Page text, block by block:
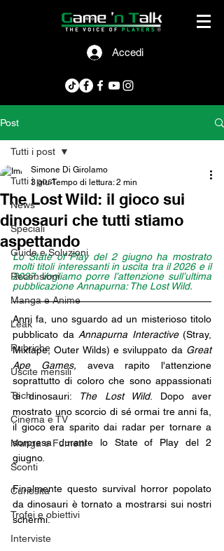
Accedi
Post
Tutti i post
News
Speciali
Guide e Soluzioni
Recensioni
Manga e Anime
Leak
Rubriche
Uscite mensili
Tech
Cinema e TV
Manga e Fumetti
Sconti
Curiosità
Trofei e obiettivi
Interviste
Tutti i post
The Lost Wild: il gioco sui
dinosauri che tutti stiamo
aspettando
Simone Di Girolamo
3 giu Tempo di lettura: 2 min
Lo State of Play del 2 giugno ha mostrato
molti titoli interessanti in uscita tra il 2026 e il
2027. Vogliamo porre l’attenzione sull’ultima
pubblicazione Annapurna: The Lost Wild.
Anni fa, uno sguardo ad un misterioso titolo
pubblicato da Annapurna Interactive (Stray,
Mixtape, Outer Wilds) e sviluppato da Great
Ape Games, aveva rapito l'attenzione
soprattutto di coloro che sono appassionati
di dinosauri:
The Lost Wild. Dopo aver
mostrato uno scorcio di sé ormai tre anni fa,
il gioco era sparito dai radar per tornare a
sorpresa durante lo State of Play del 2
giugno.
Finalmente questo survival horror popolato
da dinosauri è tornato a mostrarsi sui nostri
schermi.